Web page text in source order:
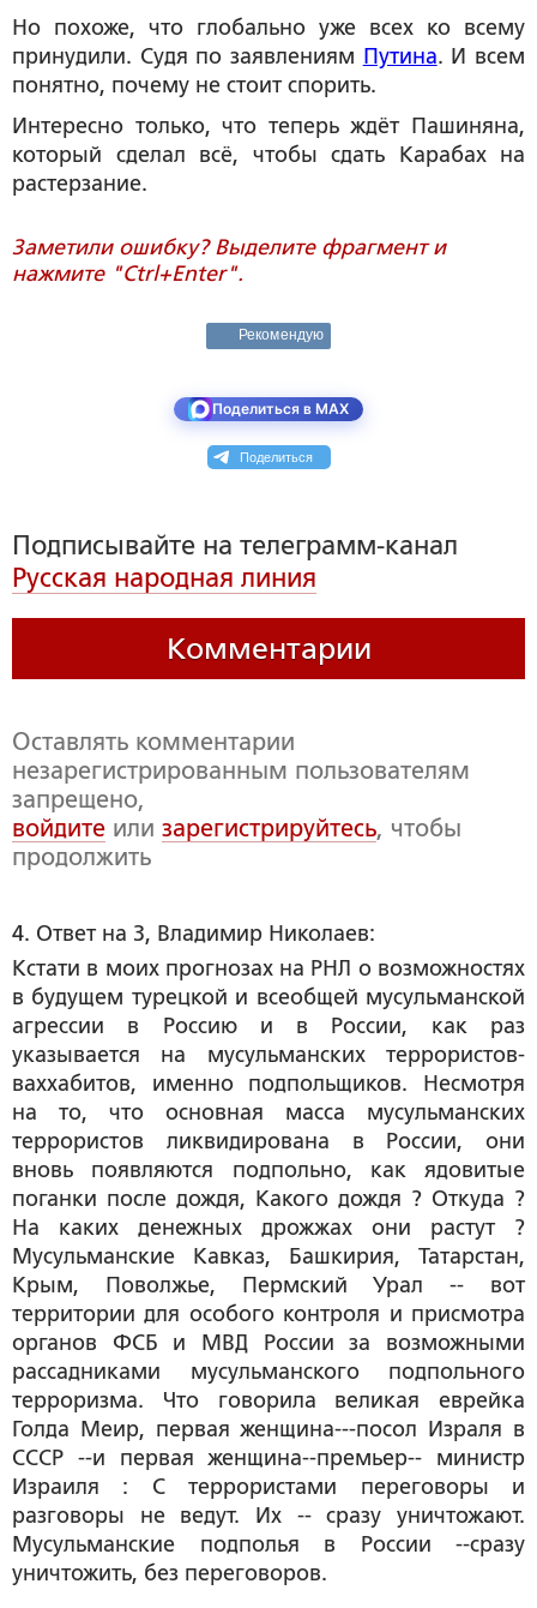
Но похоже, что глобально уже всех ко всему
принудили. Судя по заявлениям Путина. И всем
понятно, почему не стоит спорить.
Интересно только, что теперь ждёт Пашиняна,
который сделал всё, чтобы сдать Карабах на
растерзание.
Заметили ошибку? Выделите фрагмент и
нажмите "Ctrl+Enter".
Рекомендую
Поделиться в MAX
Поделиться
Подписывайте на телеграмм-канал
Русская народная линия
Комментарии
Оставлять комментарии
незарегистрированным пользователям
запрещено,
войдите или зарегистрируйтесь, чтобы
продолжить
4. Ответ на 3, Владимир Николаев:
Кстати в моих прогнозах на РНЛ о возможностях
в будущем турецкой и всеобщей мусульманской
агрессии в Россию и в России, как раз
указывается на мусульманских террористов-
ваххабитов, именно подпольщиков. Несмотря
на то, что основная масса мусульманских
террористов ликвидирована в России, они
вновь появляются подпольно, как ядовитые
поганки после дождя, Какого дождя ? Откуда ?
На каких денежных дрожжах они растут ?
Мусульманские Кавказ, Башкирия, Татарстан,
Крым, Поволжье, Пермский Урал -- вот
территории для особого контроля и присмотра
органов ФСБ и МВД России за возможными
рассадниками мусульманского подпольного
терроризма. Что говорила великая еврейка
Голда Меир, первая женщина---посол Израля в
СССР --и первая женщина--премьер-- министр
Израиля : С террористами переговоры и
разговоры не ведут. Их -- сразу уничтожают.
Мусульманские подполья в России --сразу
уничтожить, без переговоров.